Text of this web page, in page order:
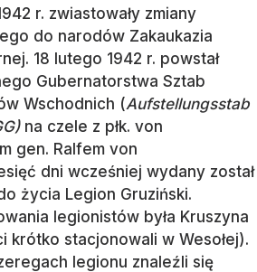
r. zwiastowały zmiany
do narodów Zakaukazia
18 lutego 1942 r. powstał
Gubernatorstwa Sztab
Wschodnich (Aufstellungsstab
na czele z płk. von
gen. Ralfem von
dni wcześniej wydany został
życia Legion Gruziński.
legionistów była Kruszyna
krótko stacjonowali w Wesołej).
legionu znaleźli się